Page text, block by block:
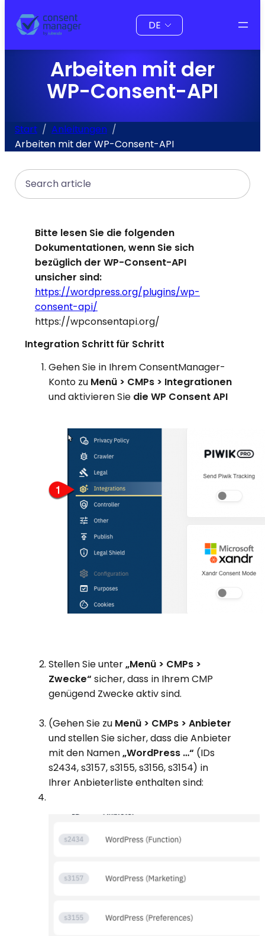
Inhalt
springen
Sprache
auswählen
Arbeiten mit der
WP-Consent-API
Start
Anleitungen
Arbeiten mit der WP-Consent-API
Search
Bitte lesen Sie die folgenden
Dokumentationen, wenn Sie sich
bezüglich der WP-Consent-API
unsicher sind:
https://wordpress.org/plugins/wp-
consent-api/
https://wpconsentapi.org/
Integration Schritt für Schritt
Gehen Sie in Ihrem ConsentManager-
Konto zu Menü > CMPs > Integrationen
und aktivieren Sie die WP Consent API
Stellen Sie unter„Menü > CMPs >
Zwecke“ sicher, dass in Ihrem CMP
genügend Zwecke aktiv sind.
(Gehen Sie zu Menü > CMPs > Anbieter
und stellen Sie sicher, dass die Anbieter
mit den Namen„WordPress …“ (IDs
s2434, s3157, s3155, s3156, s3154) in
Ihrer Anbieterliste enthalten sind: